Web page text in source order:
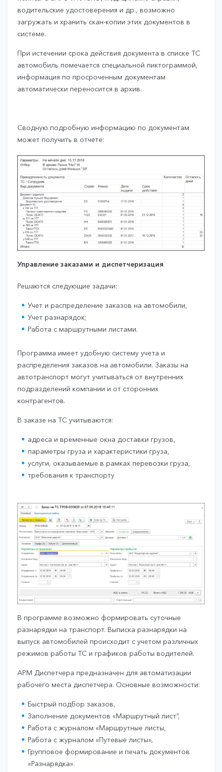
водительские удостоверения и др., возможно
загружать и хранить скан-копии этих документов в
системе.
При истечении срока действия документа в списке ТС
автомобиль помечается специальной пиктограммой,
информация по просроченным документам
автоматически переносится в архив.
Сводную подробную информацию по документам
может получить в отчете:
Управление заказами и диспетчеризация
Решаются следующие задачи:
Учет и распределение заказов на автомобили,
Учет разнарядок;
Работа с маршрутными листами.
Программа имеет удобную систему учета и
распределения заказов на автомобили. Заказы на
автотранспорт могут учитываться от внутренних
подразделений компании и от сторонних
контрагентов.
В заказе на ТС учитываются:
адреса и временные окна доставки грузов,
параметры груза и характеристики груза,
услуги, оказываемые в рамках перевозки груза,
требования к транспорту
В программе возможно формировать суточные
разнарядки на транспорт. Выписка разнарядки на
выпуск автомобилей происходит с учетом различных
режимов работы ТС и графиков работы водителей.
АРМ Диспетчера предназначен для автоматизации
рабочего места диспетчера. Основные возможности:
Быстрый подбор заказов,
Заполнение документов «Маршрутный лист”,
Работа с журналом «Маршрутные листы,
Работа с журналом «Путевые листы»,
Групповое формирование и печать документов
«Разнарядка».